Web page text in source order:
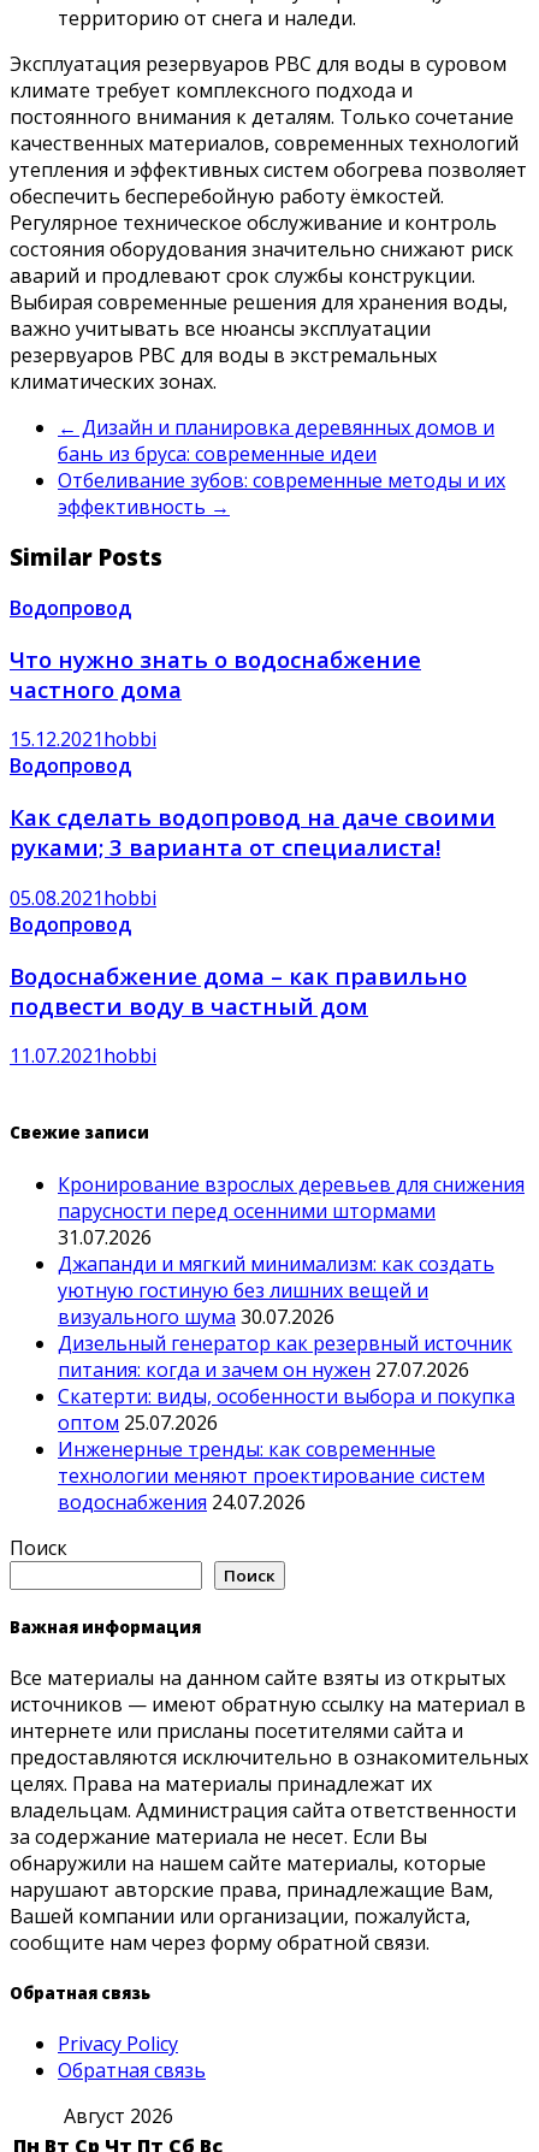
территорию от снега и наледи.
Эксплуатация резервуаров РВС для воды в суровом
климате требует комплексного подхода и
постоянного внимания к деталям. Только сочетание
качественных материалов, современных технологий
утепления и эффективных систем обогрева позволяет
обеспечить бесперебойную работу ёмкостей.
Регулярное техническое обслуживание и контроль
состояния оборудования значительно снижают риск
аварий и продлевают срок службы конструкции.
Выбирая современные решения для хранения воды,
важно учитывать все нюансы эксплуатации
резервуаров РВС для воды в экстремальных
климатических зонах.
← Дизайн и планировка деревянных домов и
бань из бруса: современные идеи
Отбеливание зубов: современные методы и их
эффективность →
Similar Posts
Водопровод
Что нужно знать о водоснабжение
частного дома
15.12.2021hobbi
Водопровод
Как сделать водопровод на даче своими
руками; 3 варианта от специалиста!
05.08.2021hobbi
Водопровод
Водоснабжение дома – как правильно
подвести воду в частный дом
11.07.2021hobbi
Свежие записи
Кронирование взрослых деревьев для снижения
парусности перед осенними штормами
31.07.2026
Джапанди и мягкий минимализм: как создать
уютную гостиную без лишних вещей и
визуального шума 30.07.2026
Дизельный генератор как резервный источник
питания: когда и зачем он нужен 27.07.2026
Скатерти: виды, особенности выбора и покупка
оптом 25.07.2026
Инженерные тренды: как современные
технологии меняют проектирование систем
водоснабжения 24.07.2026
Поиск
Поиск
Важная информация
Все материалы на данном сайте взяты из открытых
источников — имеют обратную ссылку на материал в
интернете или присланы посетителями сайта и
предоставляются исключительно в ознакомительных
целях. Права на материалы принадлежат их
владельцам. Администрация сайта ответственности
за содержание материала не несет. Если Вы
обнаружили на нашем сайте материалы, которые
нарушают авторские права, принадлежащие Вам,
Вашей компании или организации, пожалуйста,
сообщите нам через форму обратной связи.
Обратная связь
Privacy Policy
Обратная связь
Август 2026
Пн Вт Ср Чт Пт Сб Вс